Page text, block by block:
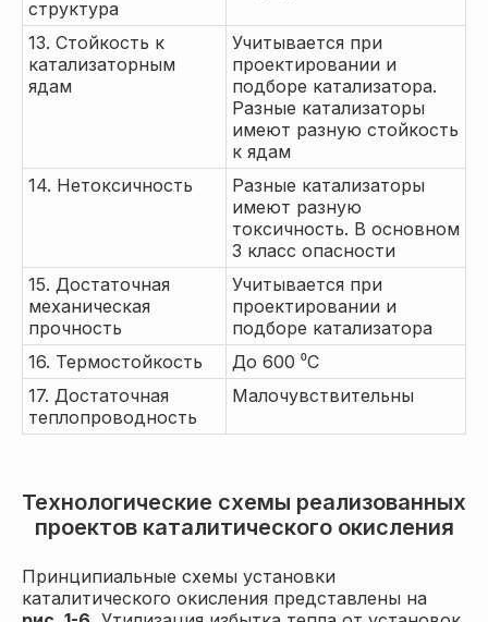
структура
13. Стойкость к
катализаторным
ядам
Учитывается при
проектировании и
подборе катализатора.
Разные катализаторы
имеют разную стойкость
к ядам
14. Нетоксичность
Разные катализаторы
имеют разную
токсичность. В основном
3 класс опасности
15. Достаточная
механическая
прочность
Учитывается при
проектировании и
подборе катализатора
16. Термостойкость
До 600 ⁰С
17. Достаточная
теплопроводность
Малочувствительны
Технологические схемы реализованных
проектов каталитического окисления
Принципиальные схемы установки
каталитического окисления представлены на